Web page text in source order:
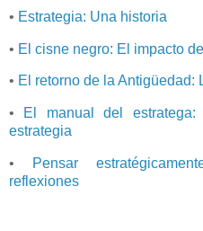
• Estrategia: Una historia
• El cisne negro: El impacto
• El retorno de la Antigüedad:
• El manual del
estrategia
•
Pensar
reflexiones